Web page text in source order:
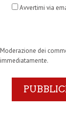
Avvertimi via
Moderazione dei
immediatamente.